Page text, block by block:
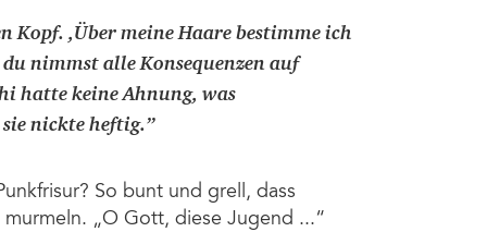
Kopf. ,Über meine Haare bestimme ich
nimmst alle Konsequenzen auf
hatte keine Ahnung, was
sie nickte heftig.”
So bunt und grell, dass
„O Gott, diese Jugend ...“